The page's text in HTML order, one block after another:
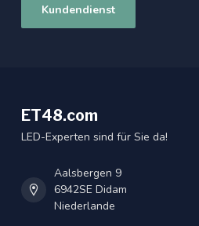
Kundendienst
ET48.com
LED-Experten sind für Sie da!
Aalsbergen 9
6942SE Didam
Niederlande